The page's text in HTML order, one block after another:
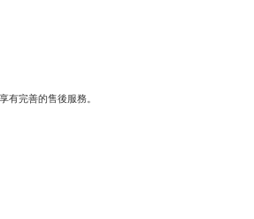
有完善的售後服務。